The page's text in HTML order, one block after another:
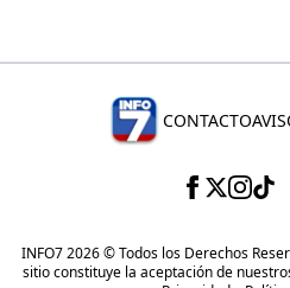
CONTACTO
INFO7 2026 © Todos los Derechos
sitio constituye la aceptación de